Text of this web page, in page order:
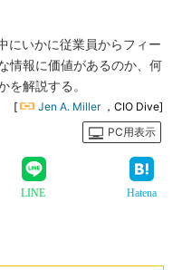
にいかに従業員からフィー
情報に価値があるのか、何
を解説する。
[ Jen A. Miller ，CIO Dive]
PC用表示
LINE Hatena